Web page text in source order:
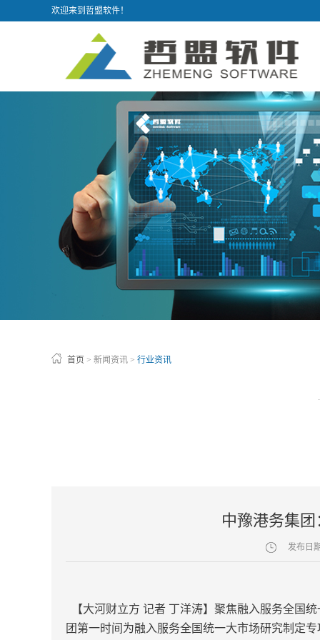
欢迎来到哲盟软件！
首页 > 新闻资讯 > 行业资讯
中豫港务集
发布日
【大河财立方 记者 丁洋涛】聚焦融入服务全国
团第一时间为融入服务全国统一大市场研究制定